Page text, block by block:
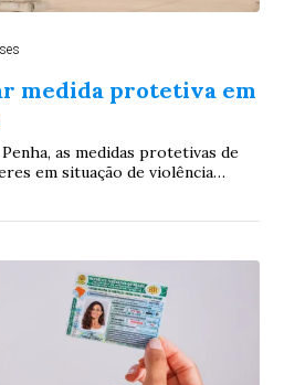
medida protetiva em
as medidas protetivas de
em situação de violência